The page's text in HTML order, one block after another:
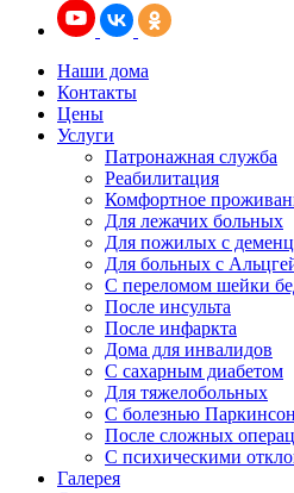
Наши дома
Контакты
Цены
Услуги
Патронажная служба
Реабилитация
Комфортное
Для лежачих больных
Для пожилых с
Для больных с
С переломом шейки
После инсульта
После инфаркта
Дома для инвалидов
С сахарным диабетом
Для тяжелобольных
С болезнью
После сложных
С психическими
Галерея